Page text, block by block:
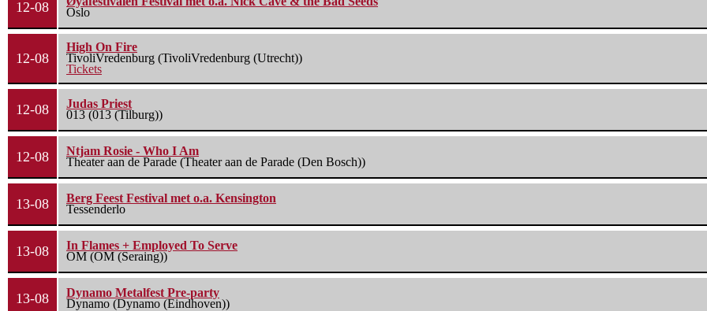
12-08
Oslo
12-08
High On Fire
TivoliVredenburg (TivoliVredenburg (Utrecht))
Tickets
12-08
Judas Priest
013 (013 (Tilburg))
12-08
Ntjam Rosie - Who I Am
Theater aan de Parade (Theater aan de Parade (Den Bosch))
13-08
Berg Feest Festival met o.a. Kensington
Tessenderlo
13-08
In Flames + Employed To Serve
OM (OM (Seraing))
13-08
Dynamo Metalfest Pre-party
Dynamo (Dynamo (Eindhoven))